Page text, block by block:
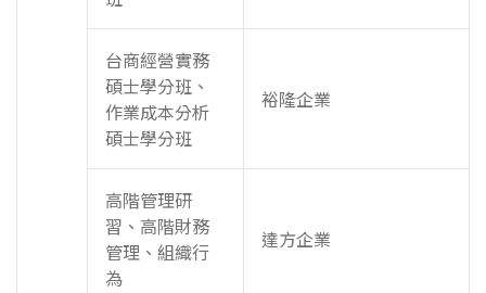
台商經營實務
碩士學分班、
作業成本分析
碩士學分班
裕隆企業
高階管理研
習、高階財務
管理、組織行
為
達方企業